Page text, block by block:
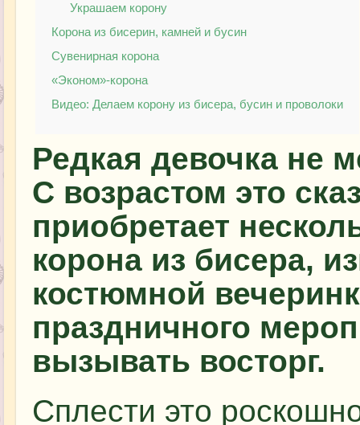
Украшаем корону
Корона из бисерин, камней и бусин
Сувенирная корона
«Эконом»-корона
Видео: Делаем корону из бисера, бусин и проволоки
Редкая девочка не
С возрастом это
приобретает
корона из бисера,
костюмной
праздничного
вызывать восторг.
Сплести это